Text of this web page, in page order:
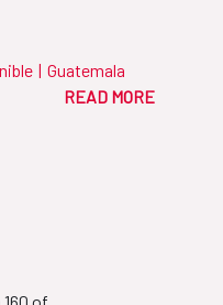
| Guatemala
READ MORE